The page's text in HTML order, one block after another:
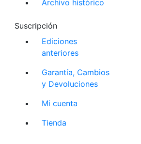
Archivo histórico
Suscripción
Ediciones
anteriores
Garantía, Cambios
y Devoluciones
Mi cuenta
Tienda